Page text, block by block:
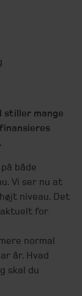
stiller mange
både
Vi ser nu at
niveau. Det
for
normal
år. Hvad
skal du